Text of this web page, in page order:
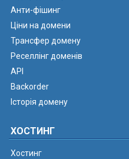
Анти-фішинг
Ціни на домени
Трансфер домену
Реселлінг доменів
API
Backorder
Історія домену
ХОСТИНГ
Хостинг